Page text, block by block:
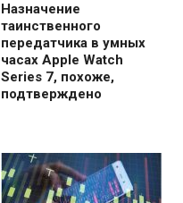
Назначение
таинственного
передатчика в умных
часах Apple Watch
Series 7, похоже,
подтверждено